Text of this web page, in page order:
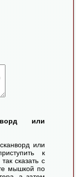
или
или
к
сказать с
мышкой по